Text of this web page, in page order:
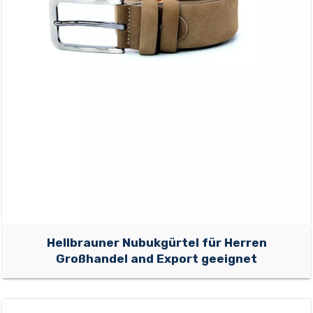
Hellbrauner Nubukgürtel für Herren
Großhandel and Export geeignet